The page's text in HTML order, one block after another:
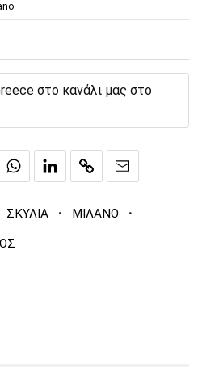
στο κανάλι μας στο
ΣΚΥΛΙΑ · ΜΙΛΑΝΟ ·